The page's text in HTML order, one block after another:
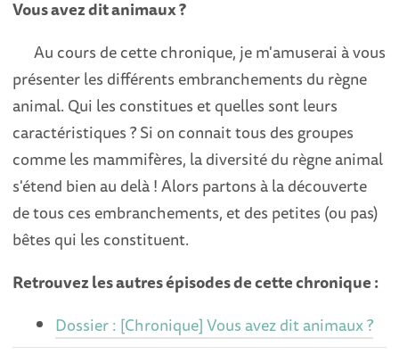
Vous avez dit animaux ?
Au cours de cette chronique, je m'amuserai à vous
présenter les différents embranchements du règne
animal. Qui les constitues et quelles sont leurs
caractéristiques ? Si on connait tous des groupes
comme les mammifères, la diversité du règne animal
s'étend bien au delà ! Alors partons à la découverte
de tous ces embranchements, et des petites (ou pas)
bêtes qui les constituent.
Retrouvez les autres épisodes de cette chronique :
Dossier : [Chronique] Vous avez dit animaux ?